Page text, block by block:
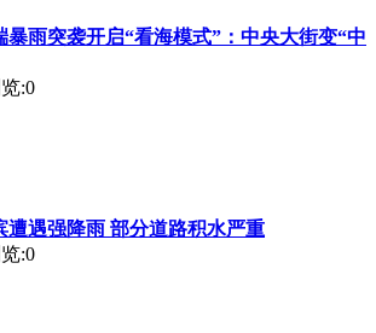
暴雨突袭开启“看海模式”：中央大街变“中
:0
遭遇强降雨 部分道路积水严重
:0